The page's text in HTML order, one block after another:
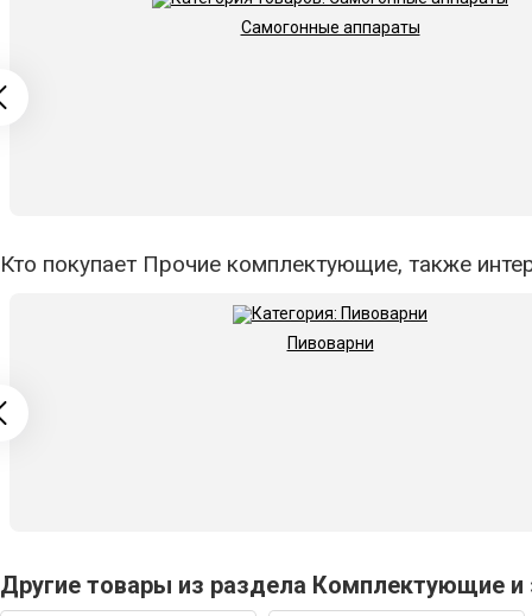
Самогонные аппараты
Кто покупает Прочие комплектующие, также
Пивоварни
Другие товары из раздела Комплектующие и